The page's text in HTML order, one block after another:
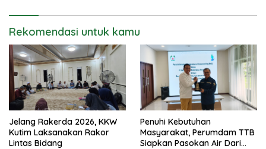
Rekomendasi untuk kamu
Jelang Rakerda 2026, KKW
Kutim Laksanakan Rakor
Lintas Bidang
Penuhi Kebutuhan
Masyarakat, Perumdam TTB
Siapkan Pasokan Air Dari